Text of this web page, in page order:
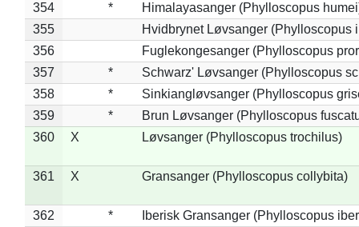
354
*
Himalayasanger (Phylloscopus
355
Hvidbrynet Løvsanger (Phylloscopus
356
Fuglekongesanger (Phylloscopus
357
*
Schwarz' Løvsanger (Phylloscopus
358
*
Sinkiangløvsanger (Phylloscopus
359
*
Brun Løvsanger (Phylloscopus
360
X Løvsanger (Phylloscopus trochilus)
361 X Gransanger (Phylloscopus collybita)
362 * Iberisk Gransanger (Phylloscopus